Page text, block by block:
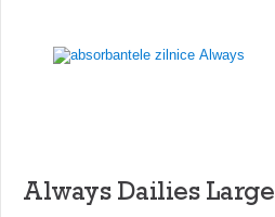
Always Dailies Large